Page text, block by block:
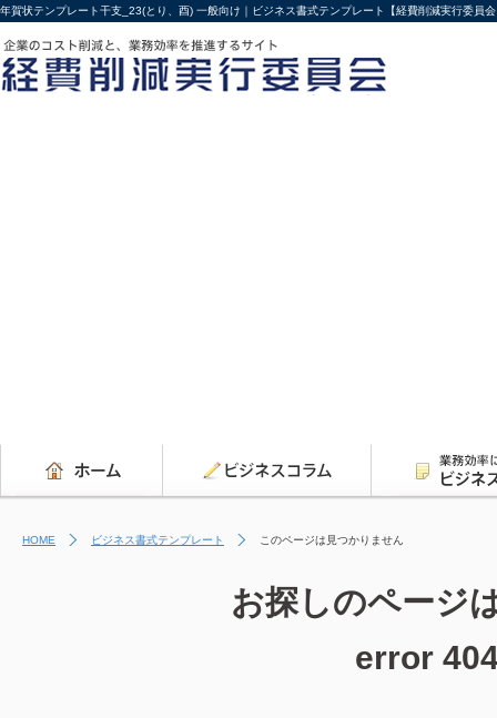
年賀状テンプレート干支_23(とり、酉) 一般向け｜ビジネス書式テンプレート【経費削減実行委員
HOME ビジネス書式テンプレート このページは見つかりません
お探しのページ
error